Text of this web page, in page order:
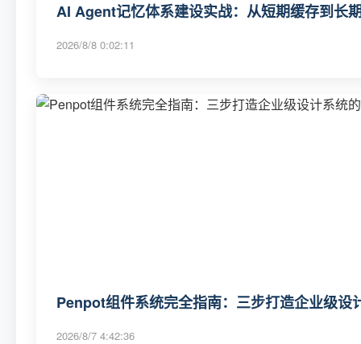
AI Agent记忆体系建设实战：从短期缓存到长
2026/8/8 0:02:11
Penpot组件系统完全指南：三步打造企业级设
2026/8/7 4:42:36